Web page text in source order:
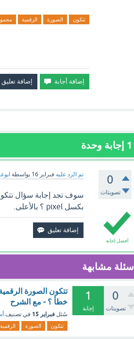
تتكون الصورة الرقمية
1 إجابة وحدة
0
تصويتات
تم الرد عليه فبراير 16 بواسطة
أفضل إجابة
سوف تجد إجابة سؤال
بكسل pixel ؟ بالأعلى.
أسئلة مشابهة
0
تصويتات
1
إجابة
خطأ ؟ - مع الشرح
سُئل فبراير 15 في تصنيف
تتكون الصورة الرقمية